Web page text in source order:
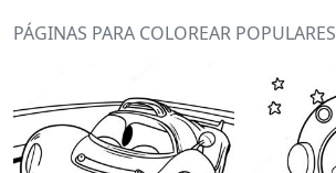
PÁGINAS PARA COLOREAR POPULARES